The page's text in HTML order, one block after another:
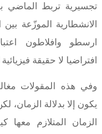
تجسيرية تربط الماضي
الانشطارية الموزّعة
ارسطو وافلاطون
افتراضيا لا حقيقة
وفي هذه المقولات
يكون إلا بدلالة الزمان،
الزمان المتلازم معها